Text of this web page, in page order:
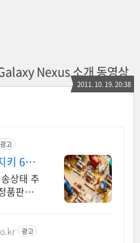
Nexus 소개 동영상
2011. 10. 19. 20:38
광고
키 6만
송
상태 추
품판매,
광고